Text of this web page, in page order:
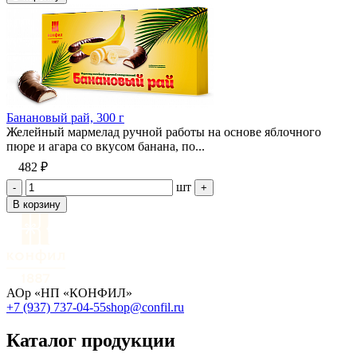
Банановый рай, 300 г
Желейный мармелад ручной работы на основе яблочного
пюре и агара со вкусом банана, по...
482 ₽
- шт
+
В корзину
АОр «НП «КОНФИЛ»
+7 (937) 737-04-55shop@confil.ru
Каталог продукции